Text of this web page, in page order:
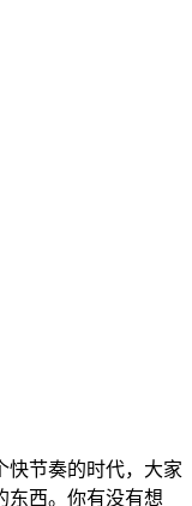
快节奏的时代，大家
东西。你有没有想